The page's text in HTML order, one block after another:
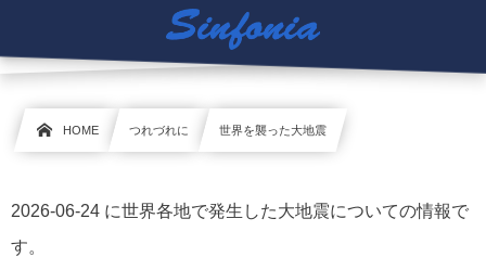
HOME つれづれに 世界を襲った大地震
2026-06-24 に世界各地で発生した大地震についての情報で
す。